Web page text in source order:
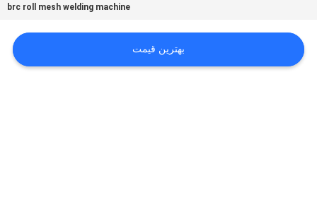
brc roll mesh welding machine
بهترین قیمت